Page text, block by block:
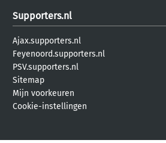
Supporters.nl
Ajax.supporters.nl
Feyenoord.supporters.nl
PSV.supporters.nl
Sitemap
Mijn voorkeuren
Cookie-instellingen